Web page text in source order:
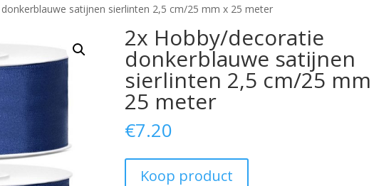
satijnen sierlinten 2,5 cm/25 mm x 25 meter
2x Hobby/decoratie
donkerblauwe satijnen
sierlinten 2,5 cm/25
25 meter
€7.20
Koop product